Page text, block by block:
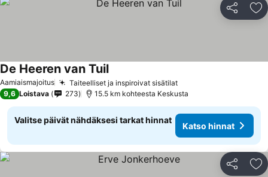
Jaa
Aamiaismajoitus Taiteelliset ja inspiroivat sisätilatKatso hinnat
De Heeren van TuilKatso hinnat
9,6 Loistava 273 15.5 km kohteesta Keskusta
Valitse päivät nähdäksesi tarkat hinnat
Katso hinnat
Jaa